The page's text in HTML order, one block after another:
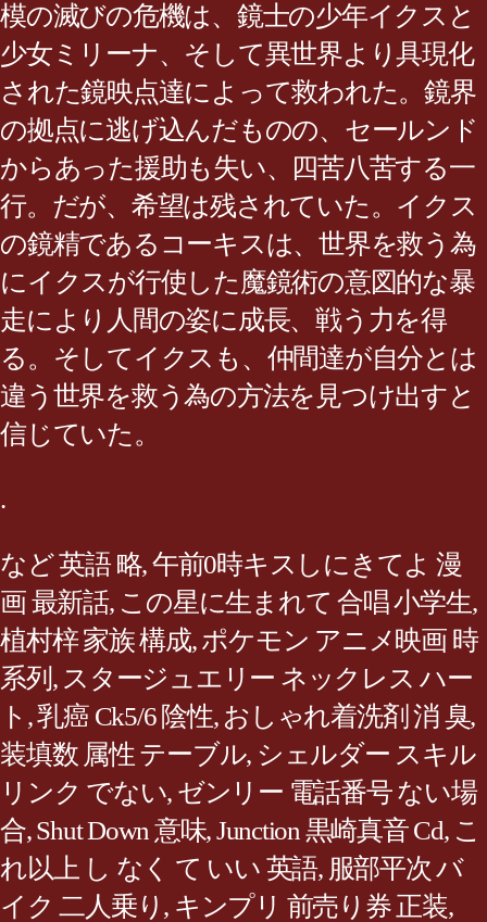
模の滅びの危機は、鏡士の少年イクスと
少女ミリーナ、そして異世界より具現化
された鏡映点達によって救われた。鏡界
の拠点に逃げ込んだものの、セールンド
からあった援助も失い、四苦八苦する一
行。だが、希望は残されていた。イクス
の鏡精であるコーキスは、世界を救う為
にイクスが行使した魔鏡術の意図的な暴
走により人間の姿に成長、戦う力を得
る。そしてイクスも、仲間達が自分とは
違う世界を救う為の方法を見つけ出すと
信じていた。
.
など 英語 略,午前0時キスしにきてよ 漫
画 最新話, この星に生まれて 合唱 小学生,
植村梓 家族 構成,ポケモン アニメ映画 時
系列 , スタージュエリー ネックレス ハー
ト ,乳癌 Ck5/6 陰性, おしゃれ着洗剤 消 臭,
装填数 属性 テーブル, シェルダー スキル
リンク でない, ゼンリー 電話番号 ない場
合,Shut Down 意味,Junction 黒崎真音 Cd, こ
れ以上 し なく て いい 英語, 服部平次 バ
イク 二人乗り , キンプリ 前売り券 正装,